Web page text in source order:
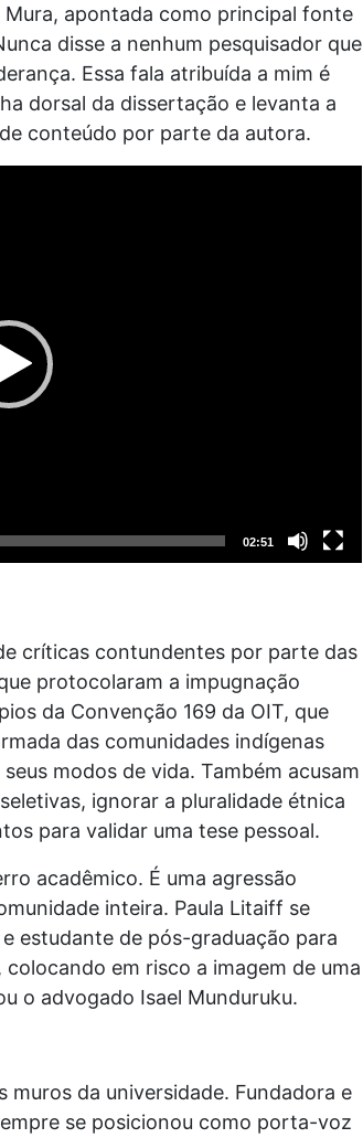
apontada como principal fonte
disse a nenhum pesquisador que
Essa fala atribuída a mim é
dorsal da dissertação e levanta a
conteúdo por parte da autora.
02:51
críticas contundentes por parte das
protocolaram a impugnação
da Convenção 169 da OIT, que
das comunidades indígenas
modos de vida. Também acusam
ignorar a pluralidade étnica
para validar uma tese pessoal.
acadêmico. É uma agressão
inteira. Paula Litaiff se
estudante de pós-graduação para
em risco a imagem de uma
o advogado Isael Munduruku.
da universidade. Fundadora e
se posicionou como porta-voz